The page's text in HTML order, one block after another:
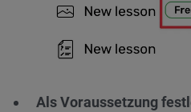
Als Voraussetzung